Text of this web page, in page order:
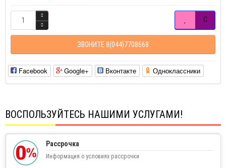
ЗВОНИТЕ 8(044)7708668
Facebook Google+ Вконтакте Одноклассники
ВОСПОЛЬЗУЙТЕСЬ НАШИМИ УСЛУГАМИ!
Рассрочка
Информация о условиях рассрочки